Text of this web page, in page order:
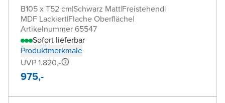
B105 x T52 cm|Schwarz Matt|Freistehend|
MDF Lackiert|Flache Oberfläche|
Artikelnummer 65547
Sofort lieferbar
Produktmerkmale
UVP 1.820,-
975,-